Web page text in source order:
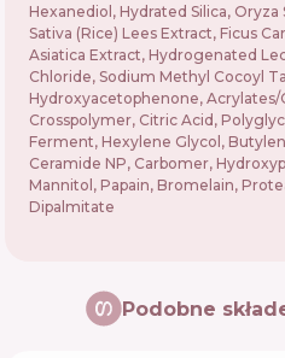
Hexanediol, Hydrated Silica, Oryza
Sativa (Rice) Lees Extract, Ficus
Asiatica Extract, Hydrogenated
Chloride, Sodium Methyl Cocoyl
Hydroxyacetophenone, Acrylates/
Crosspolymer, Citric Acid,
Ferment, Hexylene Glycol,
Ceramide NP, Carbomer,
Mannitol, Papain, Bromelain,
Dipalmitate
Podobne